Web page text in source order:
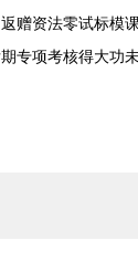
赠资法零试标模
专项考核得大功